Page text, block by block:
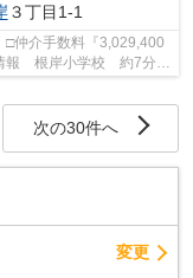
３丁目1-1
□仲介手数料『3,029,400
情報 根岸小学校 約7分
次の30件へ
変更